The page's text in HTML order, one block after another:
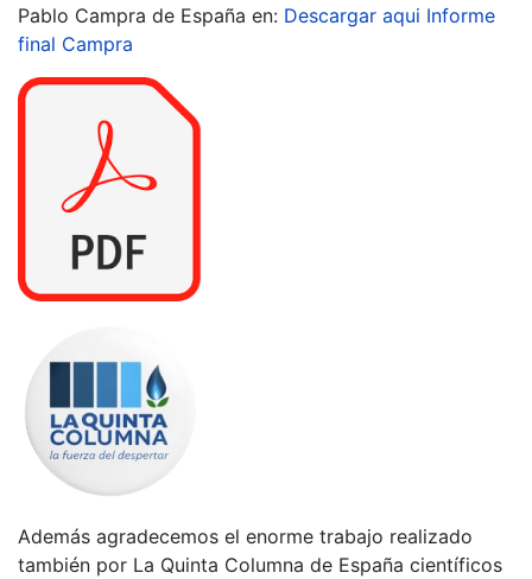
Pablo Campra de España en: Descargar aqui Informe
final Campra
Además agradecemos el enorme trabajo realizado
también por La Quinta Columna de España científicos